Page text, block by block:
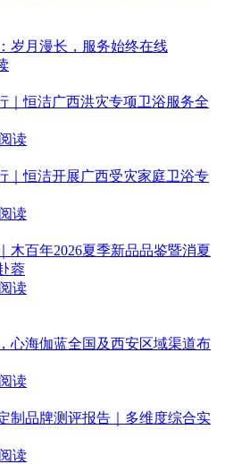
岁月漫长，服务始终在线
｜恒洁广西洪灾专项卫浴服务全
读
｜恒洁开展广西受灾家庭卫浴专
读
木百年2026夏季新品品鉴暨消夏
蓉
读
心海伽蓝全国及西安区域渠道布
读
制品牌测评报告｜多维度综合实
读